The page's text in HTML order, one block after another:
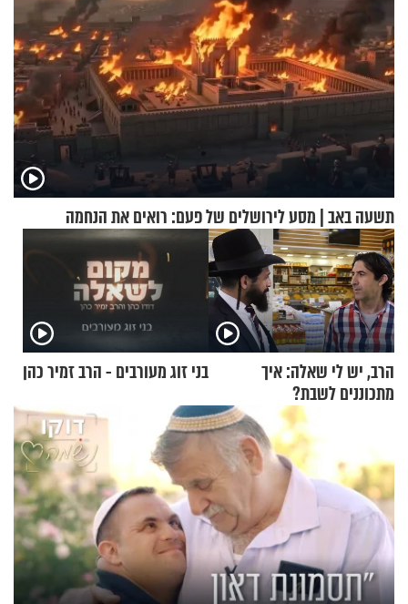
תשעה באב | מסע לירושלים של פעם: רואים את הנחמה
הרב, יש לי שאלה: איך
מתכוננים לשבת?
בני זוג מעורבים - הרב זמיר כהן